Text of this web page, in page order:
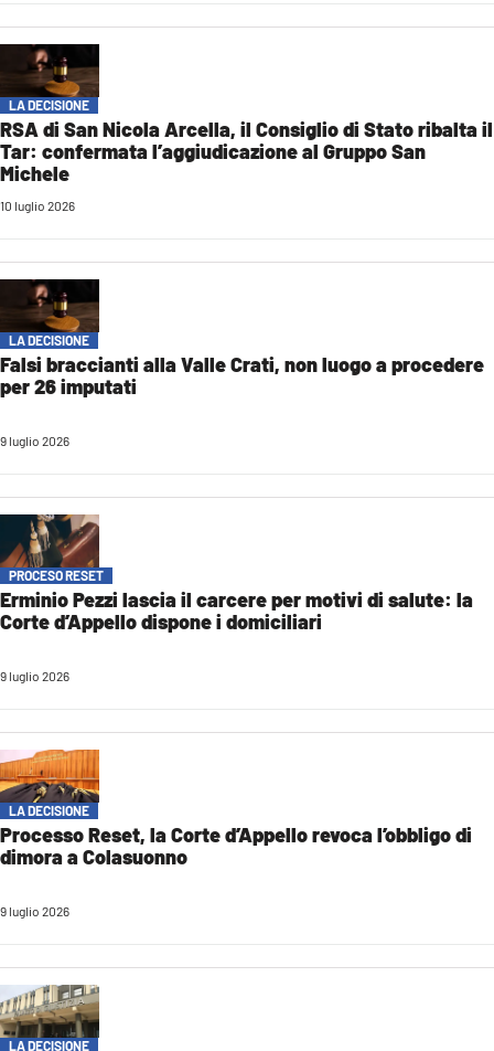
LA DECISIONE
RSA di San Nicola Arcella, il Consiglio di Stato ribalta il
Tar: confermata l’aggiudicazione al Gruppo San
Michele
10 luglio 2026
LA DECISIONE
Falsi braccianti alla Valle Crati, non luogo a procedere
per 26 imputati
9 luglio 2026
PROCESO RESET
Erminio Pezzi lascia il carcere per motivi di salute: la
Corte d’Appello dispone i domiciliari
9 luglio 2026
LA DECISIONE
Processo Reset, la Corte d’Appello revoca l’obbligo di
dimora a Colasuonno
9 luglio 2026
LA DECISIONE